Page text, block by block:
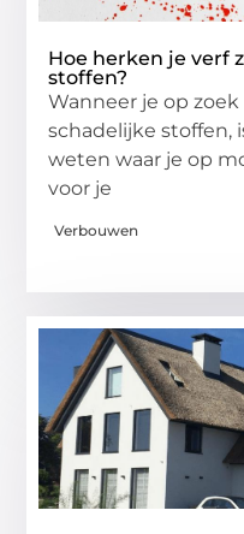
Hoe herken je verf
stoffen?
Wanneer je op
schadelijke stoffen,
weten waar je op
voor je
Verbouwen